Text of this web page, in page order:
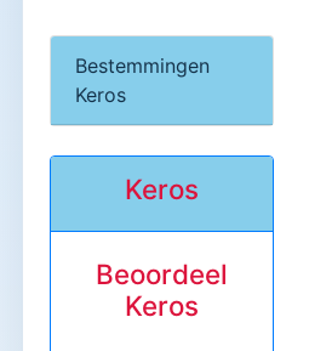
Bestemmingen
Keros
Keros
Beoordeel
Keros